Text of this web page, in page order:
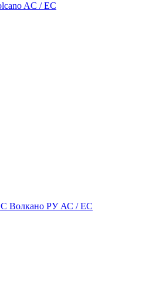
AC / EC
Волкано РУ АС / ЕС